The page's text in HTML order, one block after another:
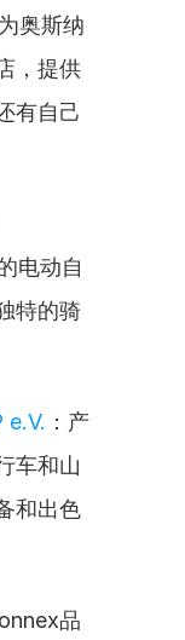
奥斯纳
，提供
有自己
电动自
特的骑
e.V. ：产
车和山
和出色
品